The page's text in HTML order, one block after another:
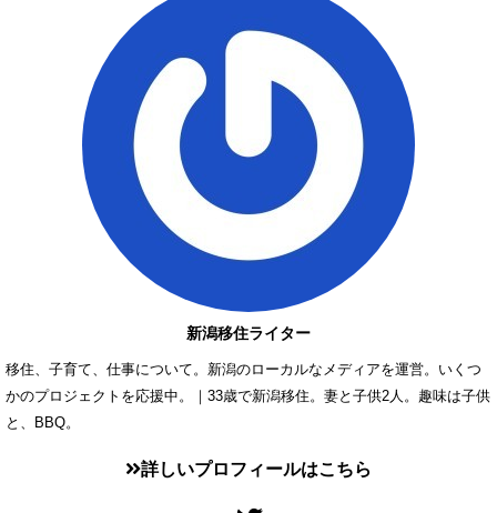
新潟移住ライター
移住、子育て、仕事について。新潟のローカルなメディアを運営。いくつ
かのプロジェクトを応援中。｜33歳で新潟移住。妻と子供2人。趣味は子供
と、BBQ。
詳しいプロフィールはこちら